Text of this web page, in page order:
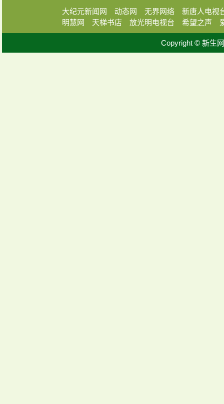
大纪元新闻网 动态网 无界网络
新唐人电视
明慧网
天梯书店 放光明电视台 希望之声
Copyright © 新生